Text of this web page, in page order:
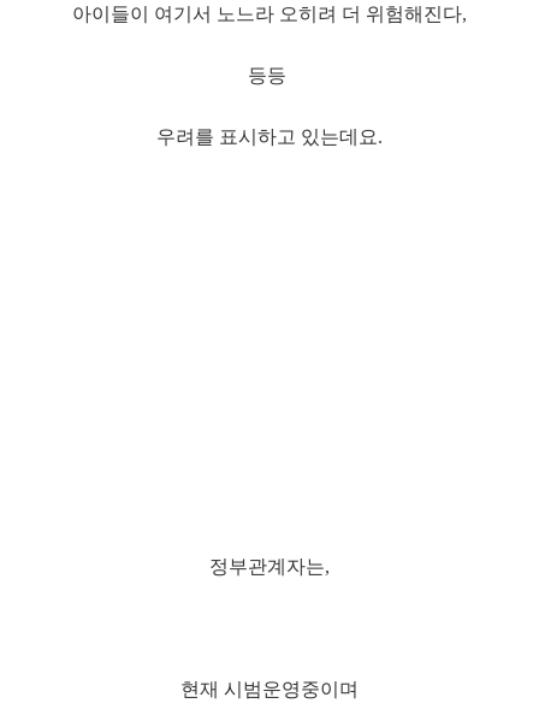
아이들이 여기서 노느라 오히려 더 위험해진다,
등등
우려를 표시하고 있는데요.
정부관계자는,
현재 시범운영중이며